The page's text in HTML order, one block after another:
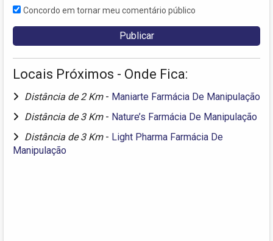
Concordo em tornar meu comentário público
Locais Próximos - Onde Fica:
Distância de 2 Km - Maniarte Farmácia De Manipulação
Distância de 3 Km - Nature’s Farmácia De Manipulação
Distância de 3 Km - Light Pharma Farmácia De
Manipulação